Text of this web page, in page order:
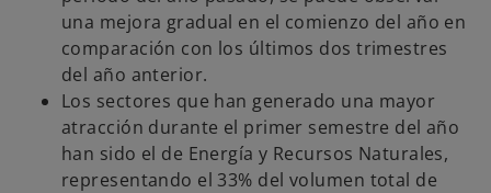
una mejora gradual en el comienzo del año en
comparación con los últimos dos trimestres
del año anterior.
Los sectores que han generado una mayor
atracción durante el primer semestre del año
han sido el de Energía y Recursos Naturales,
representando el 33% del volumen total de